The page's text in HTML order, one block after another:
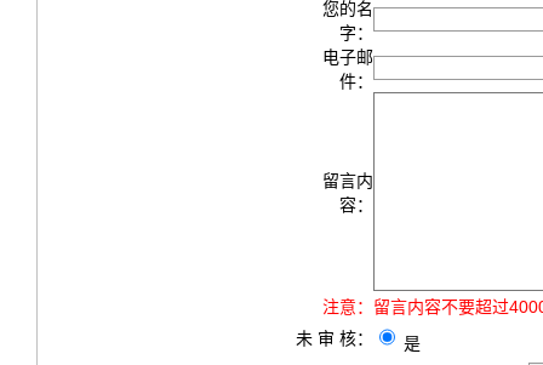
您的名
字：
电子邮
件：
留言内
容：
注意： 留言内容不要超过
未 审 核：
是